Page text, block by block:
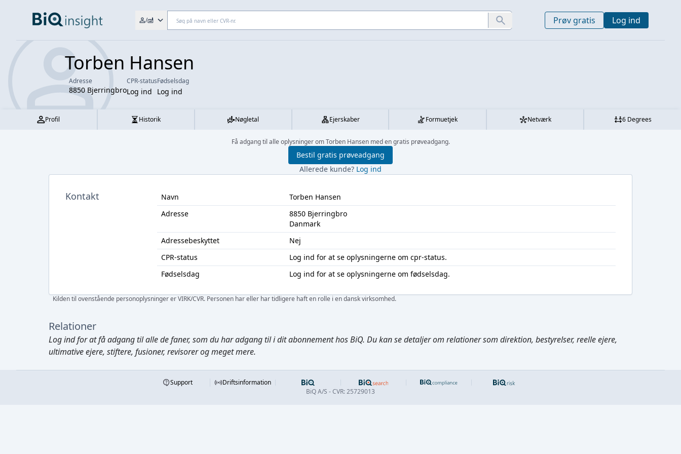
/ Prøv gratis Log ind
Torben Hansen
Adresse
8850 Bjerringbro
CPR-status
Log ind
Fødselsdag
Log ind
Profil Historik Nøgletal Ejerskaber Formuetjek Netværk 6 Degrees
Få adgang til alle oplysninger om Torben Hansen med en gratis prøveadgang.
Bestil gratis prøveadgang
Allerede kunde? Log ind
Kontakt Navn
Torben Hansen
Adresse
8850 Bjerringbro
Danmark
Adressebeskyttet
Nej
CPR-status
Log ind for at se oplysningerne om cpr-status.
Fødselsdag
Log ind for at se oplysningerne om fødselsdag.
Kilden til ovenstående personoplysninger er VIRK/CVR. Personen har eller har tidligere haft en rolle i en dansk virksomhed.
Relationer
Log indfor at få adgang til alle de faner, som du har adgang til i dit abonnement hos BiQ. Du kan se detaljer om relationer som direktion, bestyrelser, reelle ejere,
ultimative ejere, stiftere, fusioner, revisorer og meget mere.
Support
Driftsinformation
BiQ A/S - CVR: 25729013